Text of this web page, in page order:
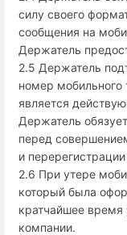
силу своего
сообщения на
Держатель
2.5 Держатель
номер
является
Держатель
перед
и
2.6 При утере
который была
кратчайшее время
компании.